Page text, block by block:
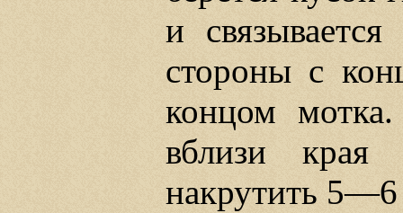
и
стороны с
концом
вблизи края
накрутить 5—6